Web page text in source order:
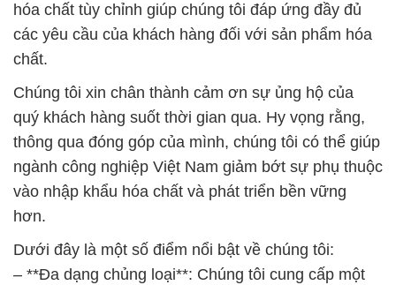
hóa chất tùy chỉnh giúp chúng tôi đáp ứng đầy đủ
các yêu cầu của khách hàng đối với sản phẩm hóa
chất.
Chúng tôi xin chân thành cảm ơn sự ủng hộ của
quý khách hàng suốt thời gian qua. Hy vọng rằng,
thông qua đóng góp của mình, chúng tôi có thể giúp
ngành công nghiệp Việt Nam giảm bớt sự phụ thuộc
vào nhập khẩu hóa chất và phát triển bền vững
hơn.
Dưới đây là một số điểm nổi bật về chúng tôi:
– **Đa dạng chủng loại**: Chúng tôi cung cấp một